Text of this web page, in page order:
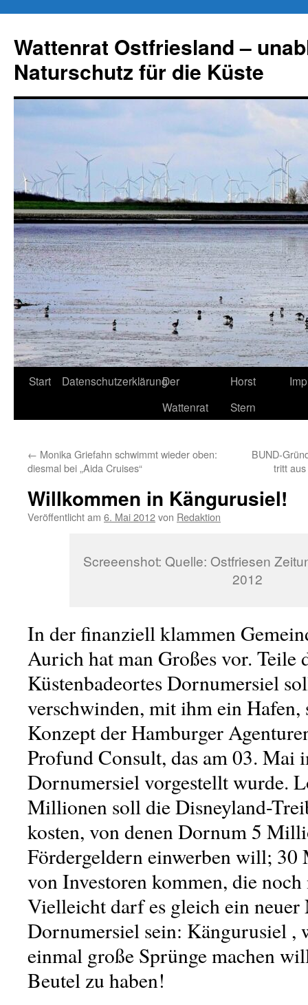
springen
Wattenrat Ostfriesland –
Naturschutz für die Küste
Start DatenschutzerklärungDer
Wattenrat
Horst
Stern
← Monika Griefahn schwimmt wieder oben:
diesmal bei „Aida Cruises“
BUND-
tritt
Willkommen in Kängurusiel!
Veröffentlicht am 6. Mai 2012von Redaktion
Screeenshot: Quelle: Ostfriesen
2012
In der finanziell klammen
Aurich hat man Großes vor. Teile
Küstenbadeortes Dornumersiel
verschwinden, mit ihm ein Hafen,
Konzept der Hamburger
Profund Consult, das am 03. Mai
Dornumersiel vorgestellt wurde.
Millionen soll die Disneyland-
kosten, von denen Dornum 5
Fördergeldern einwerben will;
von Investoren kommen, die
Vielleicht darf es gleich ein neuer
Dornumersiel sein: Kängurusiel ,
einmal große Sprünge machen
Beutel zu haben!